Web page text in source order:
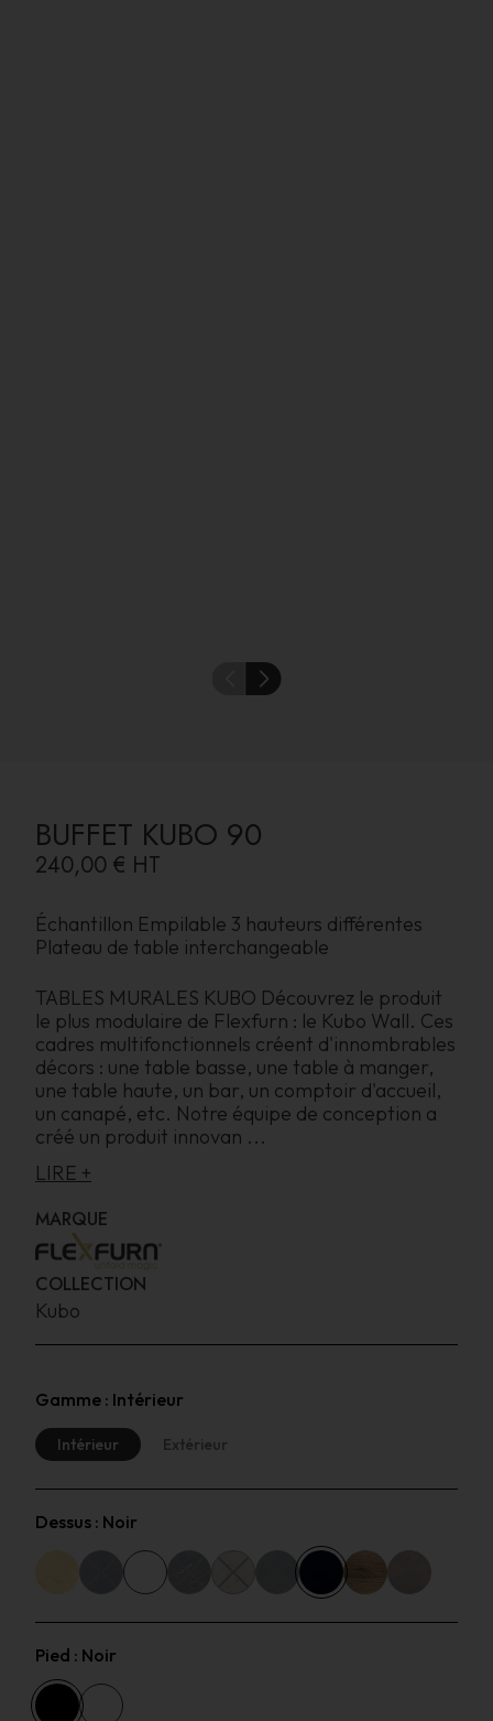
BUFFET KUBO 90
240,00 € HT
Échantillon Empilable 3 hauteurs différentes
Plateau de table interchangeable
TABLES MURALES KUBO Découvrez le produit
le plus modulaire de Flexfurn : le Kubo Wall. Ces
cadres multifonctionnels créent d'innombrables
décors : une table basse, une table à manger,
une table haute, un bar, un comptoir d'accueil,
un canapé, etc. Notre équipe de conception a
créé un produit innovan ...
LIRE +
MARQUE
COLLECTION
Kubo
Gamme : Intérieur
Intérieur Extérieur
Dessus : Noir
Pied : Noir